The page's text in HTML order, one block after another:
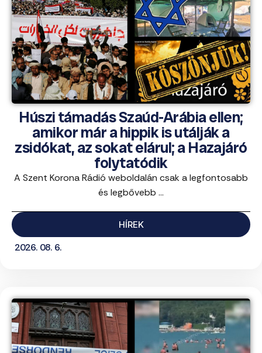
Húszi támadás Szaúd-Arábia ellen;
amikor már a hippik is utálják a
zsidókat, az sokat elárul; a Hazajáró
folytatódik
A Szent Korona Rádió weboldalán csak a legfontosabb
és legbővebb ...
HÍREK
2026. 08. 6.